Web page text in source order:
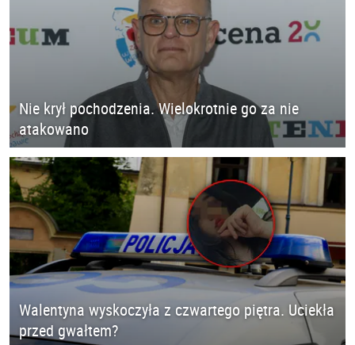
Nie krył pochodzenia. Wielokrotnie go za nie
atakowano
Walentyna wyskoczyła z czwartego piętra. Uciekła
przed gwałtem?